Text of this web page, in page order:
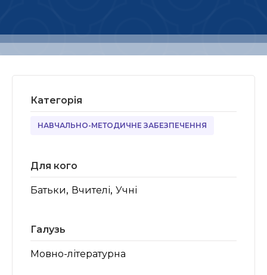
Категорія
НАВЧАЛЬНО-МЕТОДИЧНЕ ЗАБЕЗПЕЧЕННЯ
Для кого
Батьки, Вчителі, Учні
Галузь
Мовно-літературна